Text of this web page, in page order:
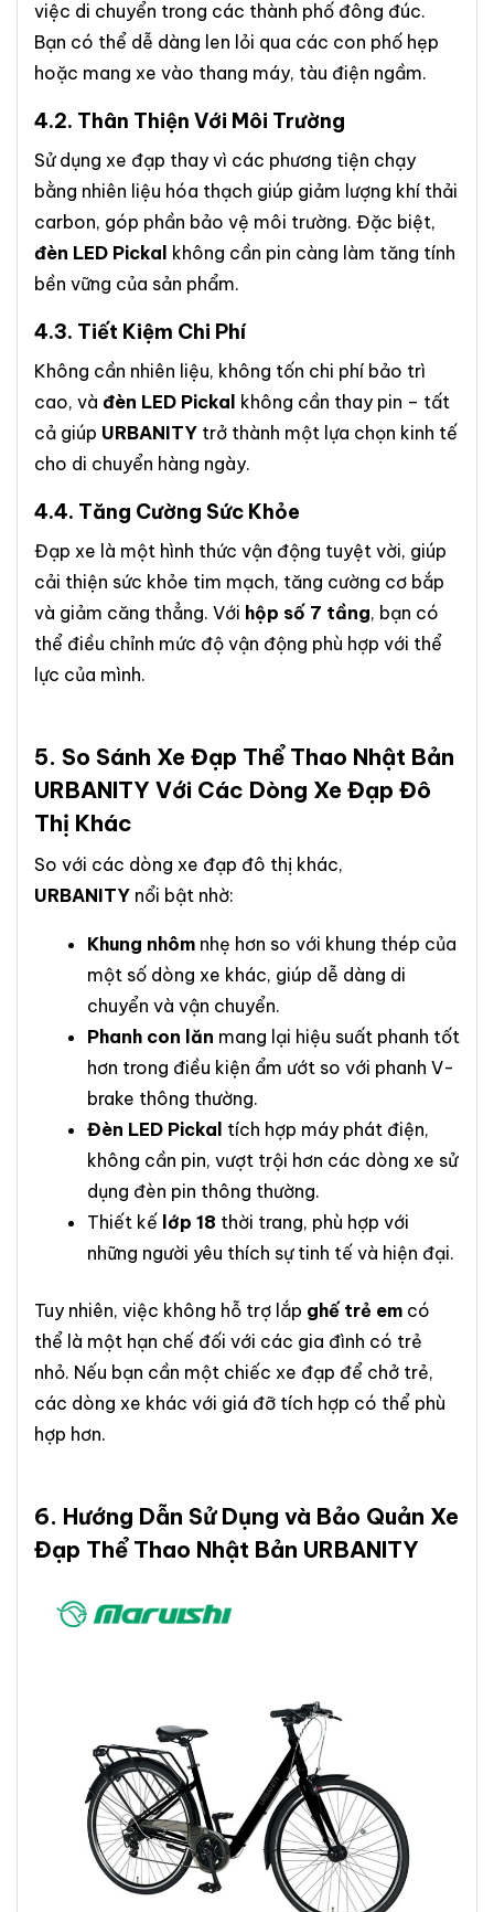
việc di chuyển trong các thành phố đông đúc.
Bạn có thể dễ dàng len lỏi qua các con phố hẹp
hoặc mang xe vào thang máy, tàu điện ngầm.
4.2. Thân Thiện Với Môi Trường
Sử dụng xe đạp thay vì các phương tiện chạy
bằng nhiên liệu hóa thạch giúp giảm lượng khí thải
carbon, góp phần bảo vệ môi trường. Đặc biệt,
đèn LED Pickal không cần pin càng làm tăng tính
bền vững của sản phẩm.
4.3. Tiết Kiệm Chi Phí
Không cần nhiên liệu, không tốn chi phí bảo trì
cao, và đèn LED Pickal không cần thay pin – tất
cả giúp URBANITY trở thành một lựa chọn kinh tế
cho di chuyển hàng ngày.
4.4. Tăng Cường Sức Khỏe
Đạp xe là một hình thức vận động tuyệt vời, giúp
cải thiện sức khỏe tim mạch, tăng cường cơ bắp
và giảm căng thẳng. Với hộp số 7 tầng, bạn có
thể điều chỉnh mức độ vận động phù hợp với thể
lực của mình.
5. So Sánh Xe Đạp Thể Thao Nhật Bản
URBANITY Với Các Dòng Xe Đạp Đô
Thị Khác
So với các dòng xe đạp đô thị khác,
URBANITY nổi bật nhờ:
Khung nhôm nhẹ hơn so với khung thép của
một số dòng xe khác, giúp dễ dàng di
chuyển và vận chuyển.
Phanh con lăn mang lại hiệu suất phanh tốt
hơn trong điều kiện ẩm ướt so với phanh V-
brake thông thường.
Đèn LED Pickal tích hợp máy phát điện,
không cần pin, vượt trội hơn các dòng xe sử
dụng đèn pin thông thường.
Thiết kế lớp 18 thời trang, phù hợp với
những người yêu thích sự tinh tế và hiện đại.
Tuy nhiên, việc không hỗ trợ lắp ghế trẻ em có
thể là một hạn chế đối với các gia đình có trẻ
nhỏ. Nếu bạn cần một chiếc xe đạp để chở trẻ,
các dòng xe khác với giá đỡ tích hợp có thể phù
hợp hơn.
6. Hướng Dẫn Sử Dụng và Bảo Quản Xe
Đạp Thể Thao Nhật Bản URBANITY